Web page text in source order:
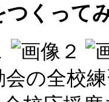
つくって
会の全校